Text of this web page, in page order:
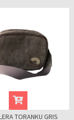
TORANKU GRIS